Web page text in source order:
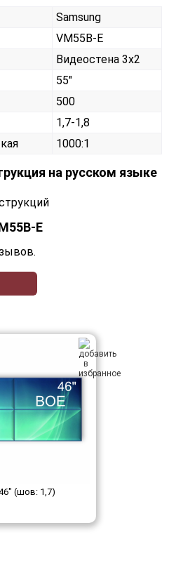
Samsung
VM55B-E
Видеостена 3х2
55"
500
1,7-1,8
1000:1
на русском языке
E
(шов: 1,7)